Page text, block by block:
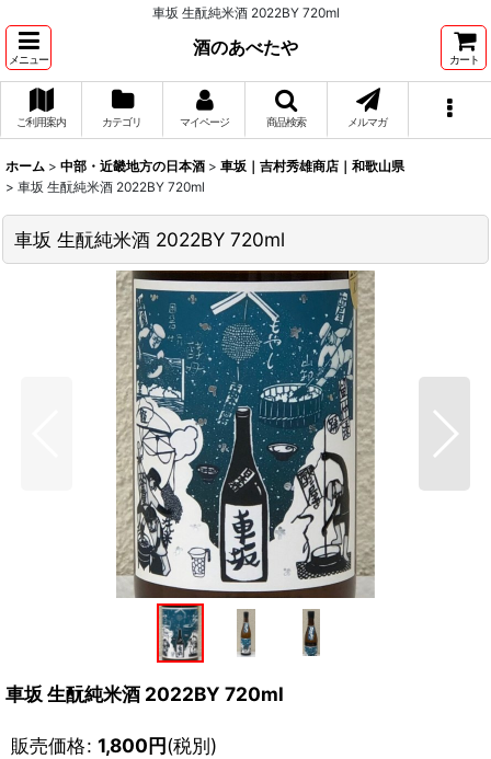
車坂 生酛純米酒 2022BY 720ml
メニュー
酒のあべたや
カート
ご利用案内 カテゴリ マイページ 商品検索 メルマガ
ホーム > 中部・近畿地方の日本酒 > 車坂｜吉村秀雄商店｜和歌山県
> 車坂 生酛純米酒 2022BY 720ml
車坂 生酛純米酒 2022BY 720ml
車坂 生酛純米酒 2022BY 720ml
販売価格: 1,800円(税別)